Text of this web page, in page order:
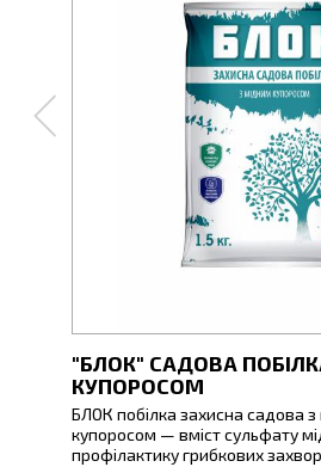
"БЛОК" САДОВА
КУПОРОСОМ
БЛОК побілка захисна садова
купоросом — вміст сульфату
профілактику грибкових